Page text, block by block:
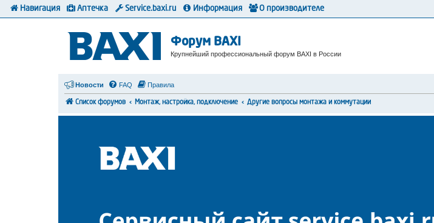
Форум BAXI
Крупнейший профессиональный форум BAXI в России
Новости FAQ Правила
Список форумов Монтаж, настройка, подключение Другие вопросы монтажа и коммутации
Навигация Аптечка Service.baxi.ru Информация О производителе